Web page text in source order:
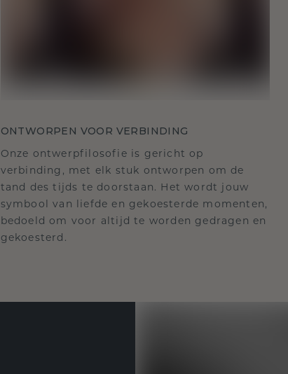
ONTWORPEN VOOR VERBINDING
Onze ontwerpfilosofie is gericht op
verbinding, met elk stuk ontworpen om de
tand des tijds te doorstaan. Het wordt jouw
symbool van liefde en gekoesterde momenten,
bedoeld om voor altijd te worden gedragen en
gekoesterd.